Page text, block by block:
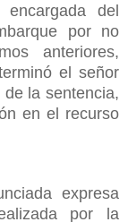
del
por no
anteriores,
el señor
la sentencia,
en el recurso
expresa
por la